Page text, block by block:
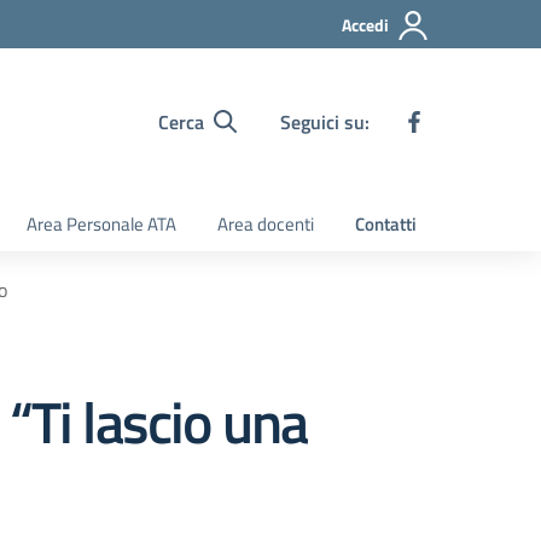
Accedi
Cerca Seguici su:
Area Personale ATA Area docenti Contatti
lascio una